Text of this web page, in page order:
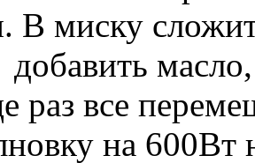
В миску
раз все
на 600Вт